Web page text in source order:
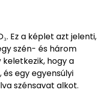
Ez a képlet azt jelenti,
szén- és három
hogy a
egy egyensúlyi
szénsavat alkot.